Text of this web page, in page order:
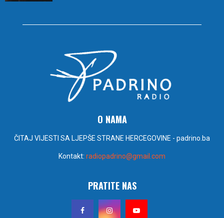
O NAMA
ČITAJ VIJESTI SA LJEPŠE STRANE HERCEGOVINE - padrino.ba
Kontakt: radiopadrino@gmail.com
PRATITE NAS